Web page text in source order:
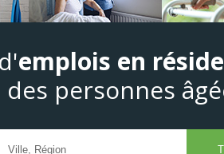
emplois en
des personnes